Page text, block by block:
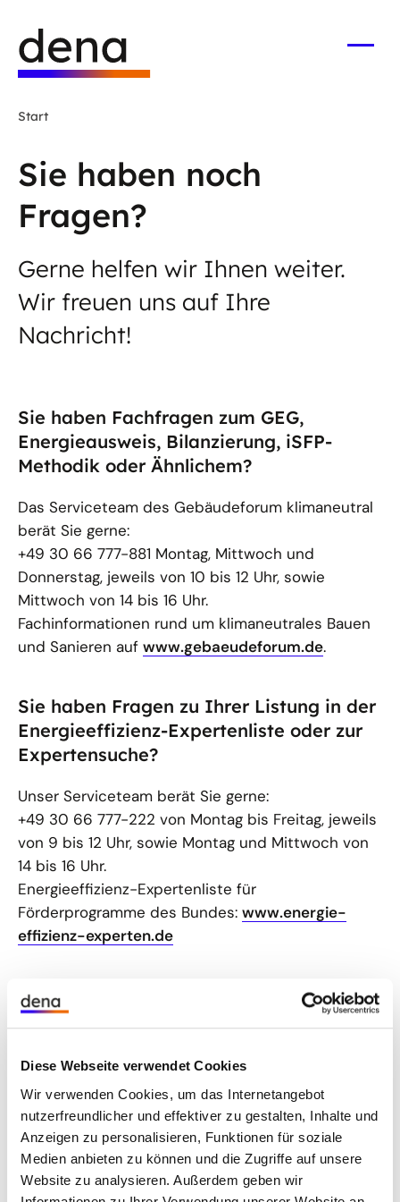
Diese Webseite verwendet Cookies
Wir verwenden Cookies, um das Internetangebot
nutzerfreundlicher und effektiver zu gestalten, Inhalte und
Anzeigen zu personalisieren, Funktionen für soziale
Medien anbieten zu können und die Zugriffe auf unsere
Website zu analysieren. Außerdem geben wir
Hauptinhalt
springen
Deutsche
Energie-
Agentur
-
Startseite
Start
Sie haben noch
Fragen?
Gerne helfen wir Ihnen weiter.
Wir freuen uns auf Ihre
Nachricht!
Sie haben Fachfragen zum GEG,
Energieausweis, Bilanzierung, iSFP-
Methodik oder Ähnlichem?
Das Serviceteam des Gebäudeforum klimaneutral
berät Sie gerne:
+49 30 66 777-881 Montag, Mittwoch und
Donnerstag, jeweils von 10 bis 12 Uhr, sowie
Mittwoch von 14 bis 16 Uhr.
Fachinformationen rund um klimaneutrales Bauen
und Sanieren auf www.gebaeudeforum.de.
Sie haben Fragen zu Ihrer Listung in der
Energieeffizienz-Expertenliste oder zur
Expertensuche?
Unser Serviceteam berät Sie gerne:
+49 30 66 777-222 von Montag bis Freitag, jeweils
von 9 bis 12 Uhr, sowie Montag und Mittwoch von
14 bis 16 Uhr.
Energieeffizienz-Expertenliste für
Förderprogramme des Bundes: www.energie-
effizienz-experten.de
Für allgemeine Anfragen an die dena
nutzen Sie bitte folgende
Tel: +49 30 66 777 - 0
Fax: +49 30 66 777 - 699
Kontaktformular